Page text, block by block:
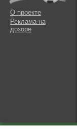
О проекте
Реклама на
дозоре